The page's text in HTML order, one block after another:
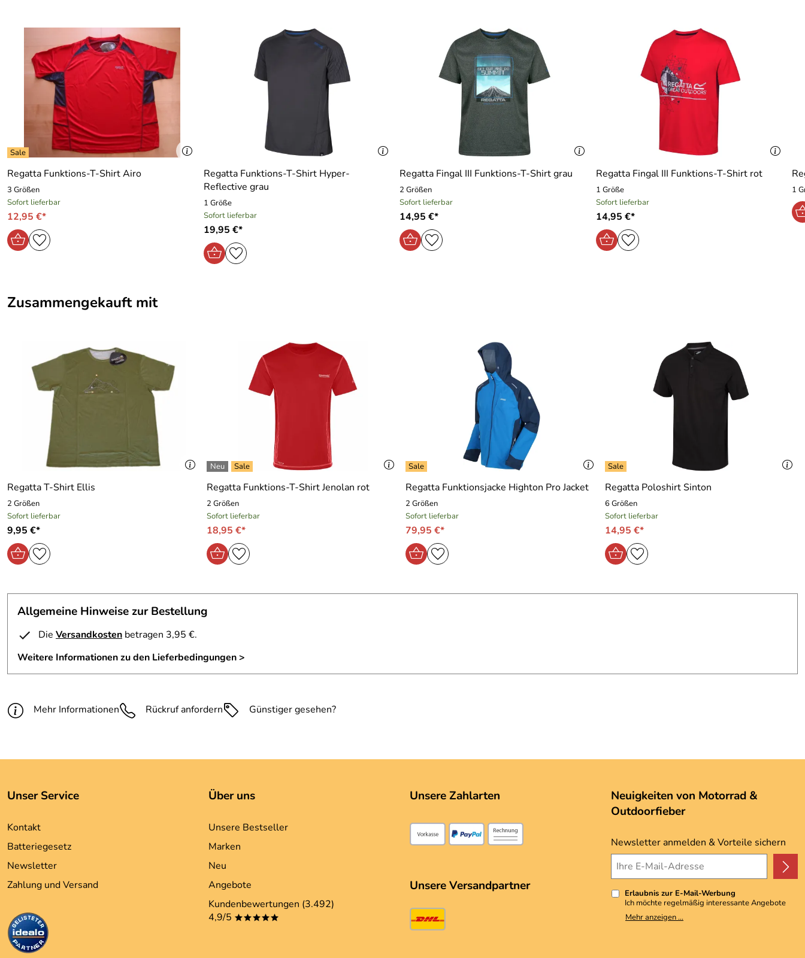
Regatta Funktions-T-Shirt Airo
3 Größen
Sofort lieferbar
12,95 €*
Regatta Funktions-T-Shirt Hyper-
Reflective grau
1 Größe
Sofort lieferbar
19,95 €*
Regatta Fingal III Funktions-T-Shirt grau
2 Größen
Sofort lieferbar
14,95 €*
Regatta Fingal III Funktions-T-Shirt rot
1 Größe
Sofort lieferbar
14,95 €*
1
Zusammengekauft mit
Regatta T-Shirt Ellis
2 Größen
Sofort lieferbar
9,95 €*
Regatta Funktions-T-Shirt Jenolan rot
2 Größen
Sofort lieferbar
18,95 €*
Regatta Funktionsjacke Highton Pro Jacket
2 Größen
Sofort lieferbar
79,95 €*
Regatta Poloshirt Sinton
6 Größen
Sofort lieferbar
14,95 €*
Allgemeine Hinweise zur Bestellung
Die Versandkosten betragen 3,95 €.
Weitere Informationen zu den Lieferbedingungen >
Mehr Informationen Rückruf anfordern Günstiger gesehen?
Unser Service
Kontakt
Batteriegesetz
Newsletter
Zahlung und Versand
Über uns
Unsere Bestseller
Marken
Neu
Angebote
Kundenbewertungen (3.492)
4,9/5 *****
Unsere Zahlarten
Unsere Versandpartner
Neuigkeiten von Motorrad &
Outdoorfieber
Newsletter anmelden & Vorteile sichern
Erlaubnis zur E-Mail-Werbung
Ich möchte regelmäßig interessante Angebote
per E-Mail erhalten. Meine E-Mail-Adresse wird
nicht an andere Unternehmen weitergegeben. Zu
Mehr anzeigen ...